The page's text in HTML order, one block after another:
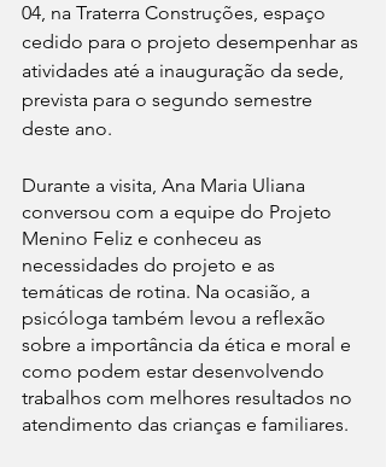
04, na Traterra Construções, espaço
cedido para o projeto desempenhar as
atividades até a inauguração da sede,
prevista para o segundo semestre
deste ano.
Durante a visita, Ana Maria Uliana
conversou com a equipe do Projeto
Menino Feliz e conheceu as
necessidades do projeto e as
temáticas de rotina. Na ocasião, a
psicóloga também levou a reflexão
sobre a importância da ética e moral e
como podem estar desenvolvendo
trabalhos com melhores resultados no
atendimento das crianças e familiares.